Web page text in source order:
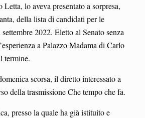
lo aveva presentato a sorpresa,
della lista di candidati per le
2022. Eletto al Senato senza
a Palazzo Madama di Carlo
termine.
scorsa, il diretto interessato a
della trasmissione Che tempo che fa.
presso la quale ha già istituito e